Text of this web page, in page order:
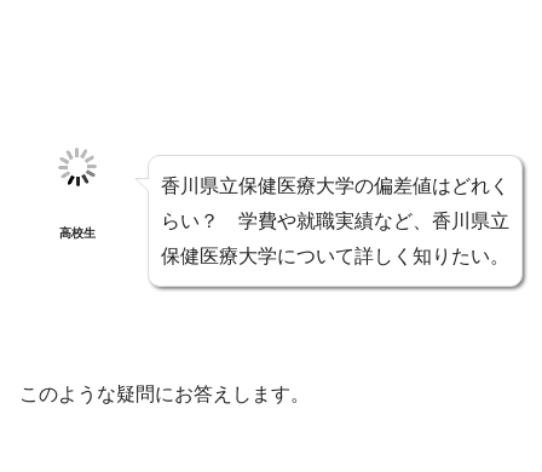
高校生
香川県立保健医療大学の偏差値はどれく
らい？ 学費や就職実績など、香川県立
保健医療大学について詳しく知りたい。
このような疑問にお答えします。